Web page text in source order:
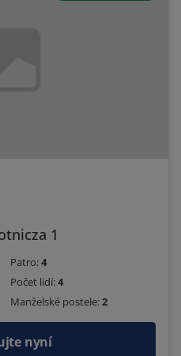
1
Patro:4
Počet lidí:4
Manželské postele:2
nyní